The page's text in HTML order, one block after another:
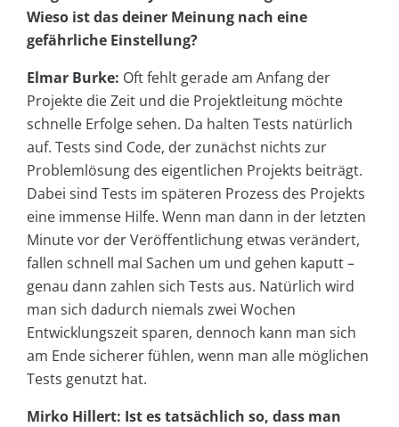
Wieso ist das deiner Meinung nach eine
gefährliche Einstellung?
Elmar Burke: Oft fehlt gerade am Anfang der
Projekte die Zeit und die Projektleitung möchte
schnelle Erfolge sehen. Da halten Tests natürlich
auf. Tests sind Code, der zunächst nichts zur
Problemlösung des eigentlichen Projekts beiträgt.
Dabei sind Tests im späteren Prozess des Projekts
eine immense Hilfe. Wenn man dann in der letzten
Minute vor der Veröffentlichung etwas verändert,
fallen schnell mal Sachen um und gehen kaputt –
genau dann zahlen sich Tests aus. Natürlich wird
man sich dadurch niemals zwei Wochen
Entwicklungszeit sparen, dennoch kann man sich
am Ende sicherer fühlen, wenn man alle möglichen
Tests genutzt hat.
Mirko Hillert: Ist es tatsächlich so, dass man